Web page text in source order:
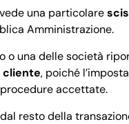
una particolare
Amministrazione.
o una delle società
cliente, poiché
accettate.
resto della